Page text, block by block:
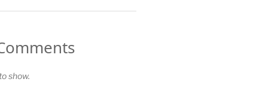
show.